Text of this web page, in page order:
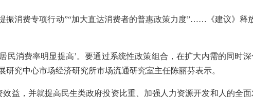
振消费专项行动”“加大直达消费者的普惠政策力度”……《建议》释
民消费率明显提高’。要通过系统性政策组合，在扩大内需的同时
究中心市场经济研究所市场流通研究室主任陈丽芬表示。
效益，并就提高民生类政府投资比重、加强人力资源开发和人的全